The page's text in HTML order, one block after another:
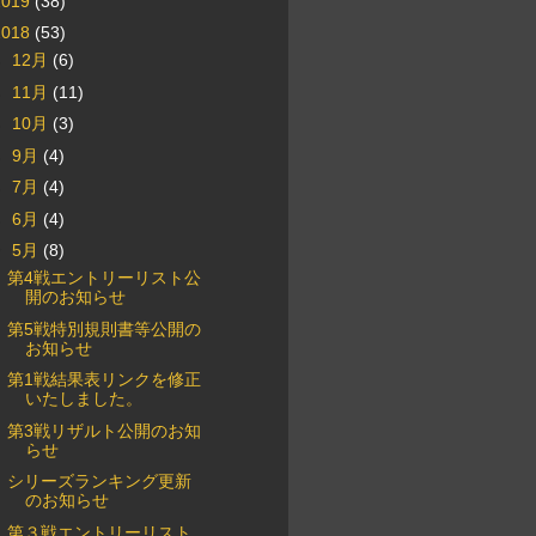
(53)
12月 (6)
11月 (11)
10月 (3)
9月 (4)
7月 (4)
6月 (4)
5月 (8)
第4戦エントリーリスト公
開のお知らせ
第5戦特別規則書等公開の
お知らせ
第1戦結果表リンクを修正
いたしました。
第3戦リザルト公開のお知
らせ
シリーズランキング更新
のお知らせ
第３戦エントリーリスト